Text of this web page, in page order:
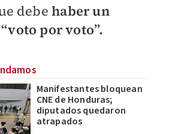
debehaber un
por voto”.
Manifestantes bloquean
CNE de Honduras;
diputados quedaron
atrapados